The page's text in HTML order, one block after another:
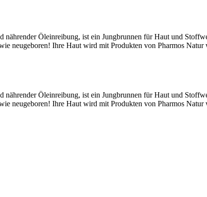
Öleinreibung, ist ein Jungbrunnen für Haut und
neugeboren! Ihre Haut wird mit Produkten von Pharmos Natur
Öleinreibung, ist ein Jungbrunnen für Haut und
neugeboren! Ihre Haut wird mit Produkten von Pharmos Natur